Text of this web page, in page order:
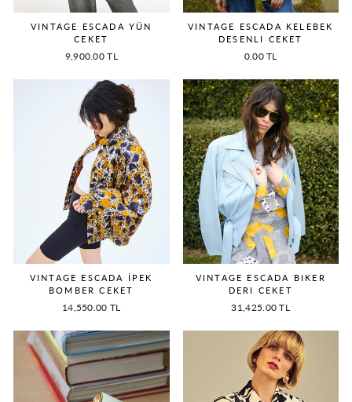
VINTAGE ESCADA YÜN
CEKET
9,900.00 TL
VINTAGE ESCADA KELEBEK
DESENLI CEKET
0.00 TL
VINTAGE ESCADA İPEK
BOMBER CEKET
14,550.00 TL
VINTAGE ESCADA BIKER
DERI CEKET
31,425.00 TL